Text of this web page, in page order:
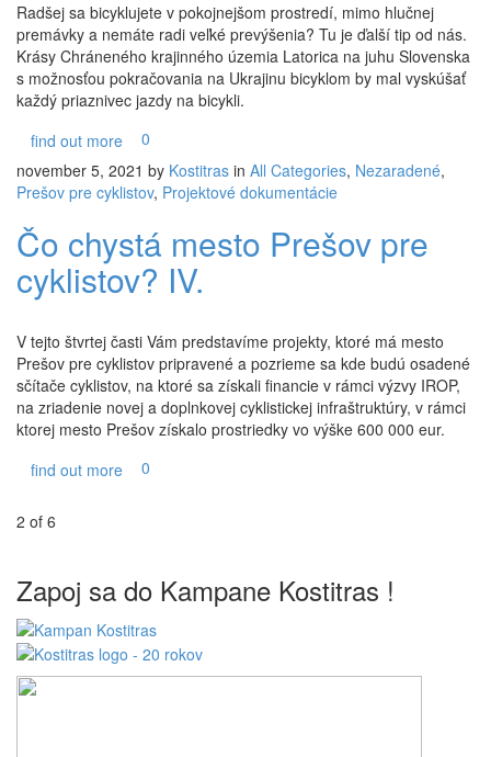
Radšej sa bicyklujete v pokojnejšom prostredí, mimo hlučnej
premávky a nemáte radi veľké prevýšenia? Tu je ďalší tip od nás.
Krásy Chráneného krajinného územia Latorica na juhu Slovenska
s možnosťou pokračovania na Ukrajinu bicyklom by mal vyskúšať
každý priaznivec jazdy na bicykli.
find out more
0
november 5, 2021 by Kostitras in All Categories, Nezaradené,
Prešov pre cyklistov, Projektové dokumentácie
Čo chystá mesto Prešov pre
cyklistov? IV.
V tejto štvrtej časti Vám predstavíme projekty, ktoré má mesto
Prešov pre cyklistov pripravené a pozrieme sa kde budú osadené
sčítače cyklistov, na ktoré sa získali financie v rámci výzvy IROP,
na zriadenie novej a doplnkovej cyklistickej infraštruktúry, v rámci
ktorej mesto Prešov získalo prostriedky vo výške 600 000 eur.
find out more
0
2 of 6
Zapoj sa do Kampane Kostitras !